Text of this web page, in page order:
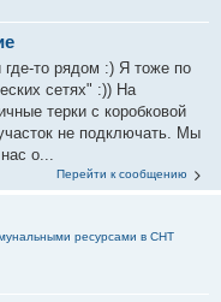
то рядом :) Я тоже по
сетях" :)) На
терки с коробковой
не подключать. Мы
о...
Перейти к сообщению
ресурсами в СНТ